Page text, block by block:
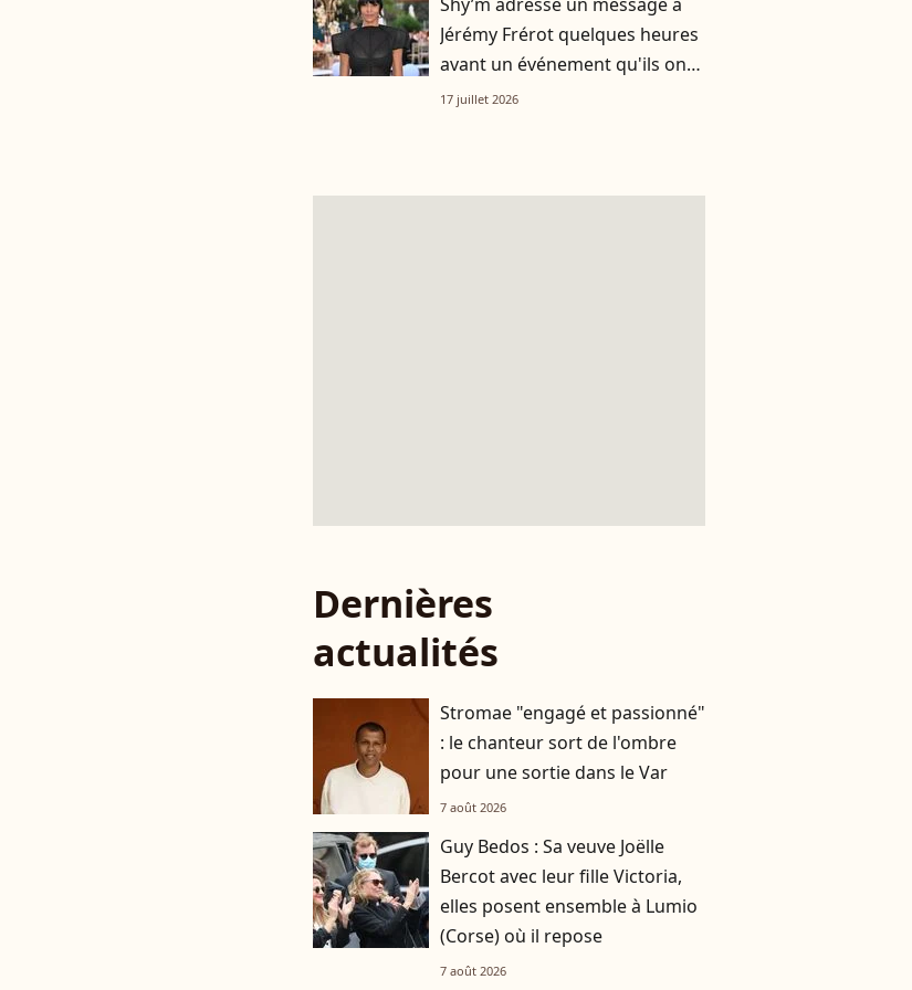
Jérémy Frérot quelques heures
avant un événement qu'ils ont
vécu ensemble
17 juillet 2026
Dernières
actualités
Stromae "engagé et passionné"
: le chanteur sort de l'ombre
pour une sortie dans le Var
7 août 2026
Guy Bedos : Sa veuve Joëlle
Bercot avec leur fille Victoria,
elles posent ensemble à Lumio
(Corse) où il repose
7 août 2026